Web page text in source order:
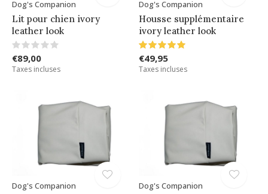
Dog's Companion
Lit pour chien ivory
leather look
€89,00
Taxes incluses
Dog's Companion
Housse supplémentaire
ivory leather look
€49,95
Taxes incluses
Dog's Companion Dog's Companion